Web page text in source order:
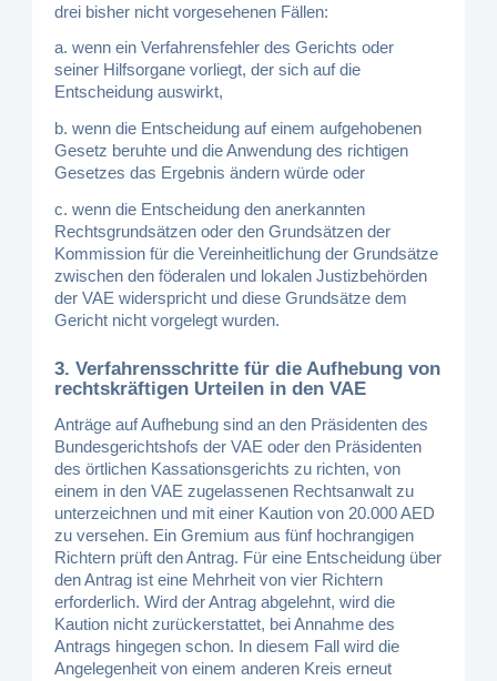
drei bisher nicht vorgesehenen Fällen:
a. wenn ein Verfahrensfehler des Gerichts oder
seiner Hilfsorgane vorliegt, der sich auf die
Entscheidung auswirkt,
b. wenn die Entscheidung auf einem aufgehobenen
Gesetz beruhte und die Anwendung des richtigen
Gesetzes das Ergebnis ändern würde oder
c. wenn die Entscheidung den anerkannten
Rechtsgrundsätzen oder den Grundsätzen der
Kommission für die Vereinheitlichung der Grundsätze
zwischen den föderalen und lokalen Justizbehörden
der VAE widerspricht und diese Grundsätze dem
Gericht nicht vorgelegt wurden.
3. Verfahrensschritte für die Aufhebung von
rechtskräftigen Urteilen in den VAE
Anträge auf Aufhebung sind an den Präsidenten des
Bundesgerichtshofs der VAE oder den Präsidenten
des örtlichen Kassationsgerichts zu richten, von
einem in den VAE zugelassenen Rechtsanwalt zu
unterzeichnen und mit einer Kaution von 20.000 AED
zu versehen. Ein Gremium aus fünf hochrangigen
Richtern prüft den Antrag. Für eine Entscheidung über
den Antrag ist eine Mehrheit von vier Richtern
erforderlich. Wird der Antrag abgelehnt, wird die
Kaution nicht zurückerstattet, bei Annahme des
Antrags hingegen schon. In diesem Fall wird die
Angelegenheit von einem anderen Kreis erneut